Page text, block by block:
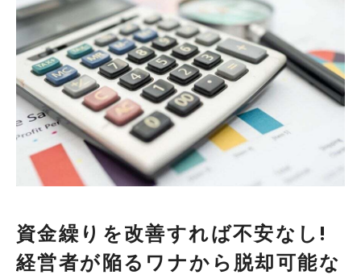
資金繰りを改善すれば不安なし!
経営者が陥るワナから脱却可能な